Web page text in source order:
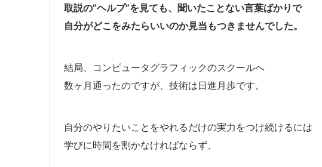
取説の”ヘルプ”を見ても、聞いたことない言葉ばかりで
自分がどこをみたらいいのか見当もつきませんでした。
結局、コンピュータグラフィックのスクールへ
数ヶ月通ったのですが、技術は日進月歩です。
自分のやりたいことをやれるだけの実力をつけ続けるには
学びに時間を割かなければならず、